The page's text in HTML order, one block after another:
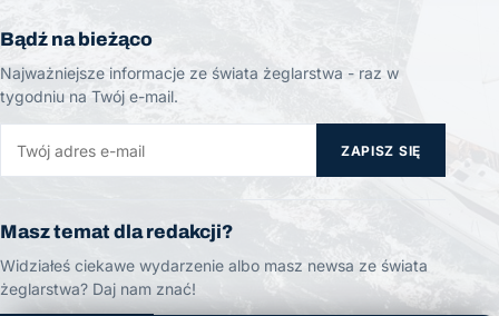
Bądź na bieżąco
Najważniejsze informacje ze świata żeglarstwa - raz w
tygodniu na Twój e-mail.
ZAPISZ SIĘ
Masz temat dla redakcji?
Widziałeś ciekawe wydarzenie albo masz newsa ze świata
żeglarstwa? Daj nam znać!